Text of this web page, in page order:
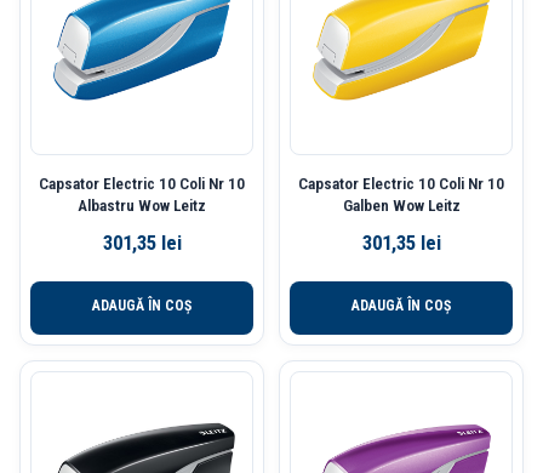
Capsator Electric 10 Coli Nr 10
Albastru Wow Leitz
301,35 lei
ADAUGĂ ÎN COȘ
Capsator Electric 10 Coli Nr 10
Galben Wow Leitz
301,35 lei
ADAUGĂ ÎN COȘ